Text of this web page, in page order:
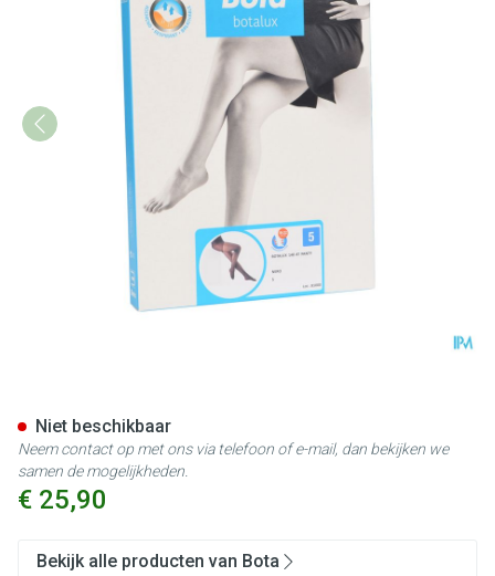
€ 25,90
Niet beschikbaar
Neem contact op met ons via telefoon of e-mail, dan bekijken we
samen de mogelijkheden.
Bekijk alle producten van Bota